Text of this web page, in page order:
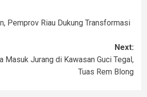
Pemprov Riau Dukung Transformasi
Next:
Masuk Jurang di Kawasan Guci Tegal,
Tuas Rem Blong